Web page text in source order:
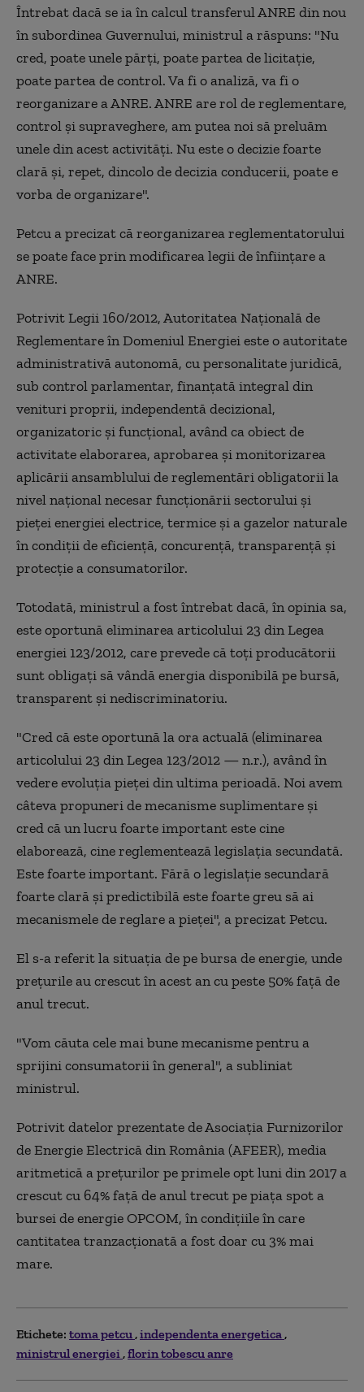
Întrebat dacă se ia în calcul transferul ANRE din nou
în subordinea Guvernului, ministrul a răspuns: "Nu
cred, poate unele părți, poate partea de licitație,
poate partea de control. Va fi o analiză, va fi o
reorganizare a ANRE. ANRE are rol de reglementare,
control și supraveghere, am putea noi să preluăm
unele din acest activități. Nu este o decizie foarte
clară și, repet, dincolo de decizia conducerii, poate e
vorba de organizare".
Petcu a precizat că reorganizarea reglementatorului
se poate face prin modificarea legii de înființare a
ANRE.
Potrivit Legii 160/2012, Autoritatea Națională de
Reglementare în Domeniul Energiei este o autoritate
administrativă autonomă, cu personalitate juridică,
sub control parlamentar, finanțată integral din
venituri proprii, independentă decizional,
organizatoric și funcțional, având ca obiect de
activitate elaborarea, aprobarea și monitorizarea
aplicării ansamblului de reglementări obligatorii la
nivel național necesar funcționării sectorului și
pieței energiei electrice, termice și a gazelor naturale
în condiții de eficiență, concurență, transparență și
protecție a consumatorilor.
Totodată, ministrul a fost întrebat dacă, în opinia sa,
este oportună eliminarea articolului 23 din Legea
energiei 123/2012, care prevede că toți producătorii
sunt obligați să vândă energia disponibilă pe bursă,
transparent și nediscriminatoriu.
"Cred că este oportună la ora actuală (eliminarea
articolului 23 din Legea 123/2012 — n.r.), având în
vedere evoluția pieței din ultima perioadă. Noi avem
câteva propuneri de mecanisme suplimentare și
cred că un lucru foarte important este cine
elaborează, cine reglementează legislația secundată.
Este foarte important. Fără o legislație secundară
foarte clară și predictibilă este foarte greu să ai
mecanismele de reglare a pieței", a precizat Petcu.
El s-a referit la situația de pe bursa de energie, unde
prețurile au crescut în acest an cu peste 50% față de
anul trecut.
"Vom căuta cele mai bune mecanisme pentru a
sprijini consumatorii în general", a subliniat
ministrul.
Potrivit datelor prezentate de Asociația Furnizorilor
de Energie Electrică din România (AFEER), media
aritmetică a prețurilor pe primele opt luni din 2017 a
crescut cu 64% față de anul trecut pe piața spot a
bursei de energie OPCOM, în condițiile în care
cantitatea tranzacționată a fost doar cu 3% mai
mare.
Etichete: toma petcu independenta energetica
ministrul energiei florin tobescu anre